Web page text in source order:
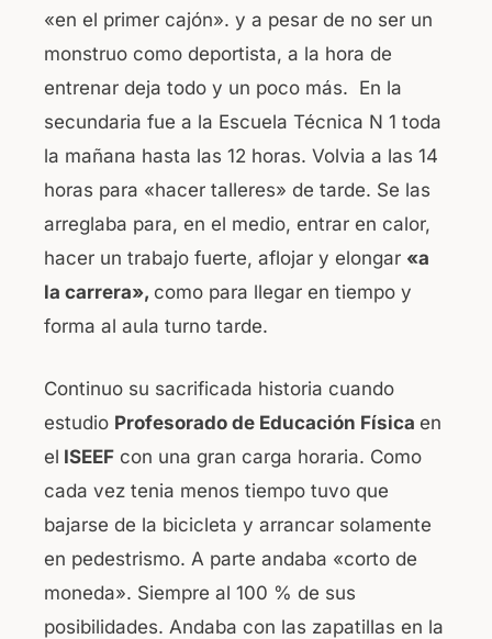
«en el primer cajón». y a pesar de no ser un
monstruo como deportista, a la hora de
entrenar deja todo y un poco más. En la
secundaria fue a la Escuela Técnica N 1 toda
la mañana hasta las 12 horas. Volvia a las 14
horas para «hacer talleres» de tarde. Se las
arreglaba para, en el medio, entrar en calor,
hacer un trabajo fuerte, aflojar y elongar «a
la carrera», como para llegar en tiempo y
forma al aula turno tarde.
Continuo su sacrificada historia cuando
estudio Profesorado de Educación Física en
el ISEEF con una gran carga horaria. Como
cada vez tenia menos tiempo tuvo que
bajarse de la bicicleta y arrancar solamente
en pedestrismo. A parte andaba «corto de
moneda». Siempre al 100 % de sus
posibilidades. Andaba con las zapatillas en la